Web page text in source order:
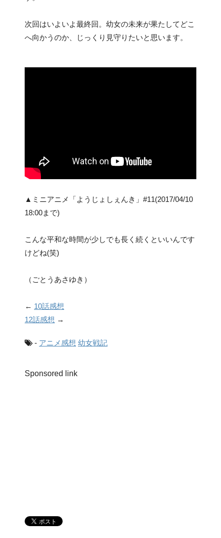
次回はいよいよ最終回。幼女の未来が果たしてどこ
へ向かうのか、じっくり見守りたいと思います。
▲ミニアニメ「ようじょしぇんき」#11(2017/04/10
18:00まで)
こんな平和な時間が少しでも長く続くといいんです
けどね(笑)
（ごとうあさゆき）
← 10話感想
12話感想 →
- アニメ感想 幼女戦記
Sponsored link